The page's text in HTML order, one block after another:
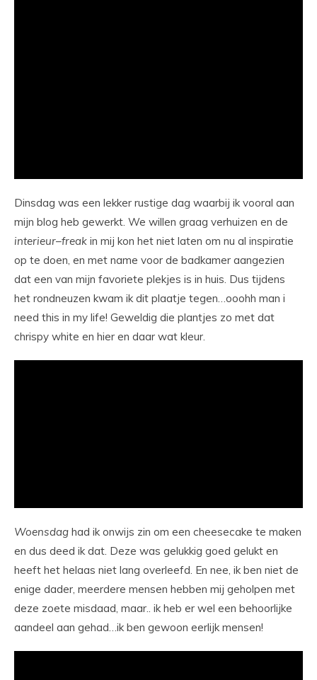
Dinsdag was een lekker rustige dag waarbij ik vooral aan
mijn blog heb gewerkt. We willen graag verhuizen en de
interieur–freak in mij kon het niet laten om nu al inspiratie
op te doen, en met name voor de badkamer aangezien
dat een van mijn favoriete plekjes is in huis. Dus tijdens
het rondneuzen kwam ik dit plaatje tegen…ooohh man i
need this in my life! Geweldig die plantjes zo met dat
chrispy white en hier en daar wat kleur.
Woensdag had ik onwijs zin om een cheesecake te maken
en dus deed ik dat. Deze was gelukkig goed gelukt en
heeft het helaas niet lang overleefd. En nee, ik ben niet de
enige dader, meerdere mensen hebben mij geholpen met
deze zoete misdaad, maar.. ik heb er wel een behoorlijke
aandeel aan gehad…ik ben gewoon eerlijk mensen!